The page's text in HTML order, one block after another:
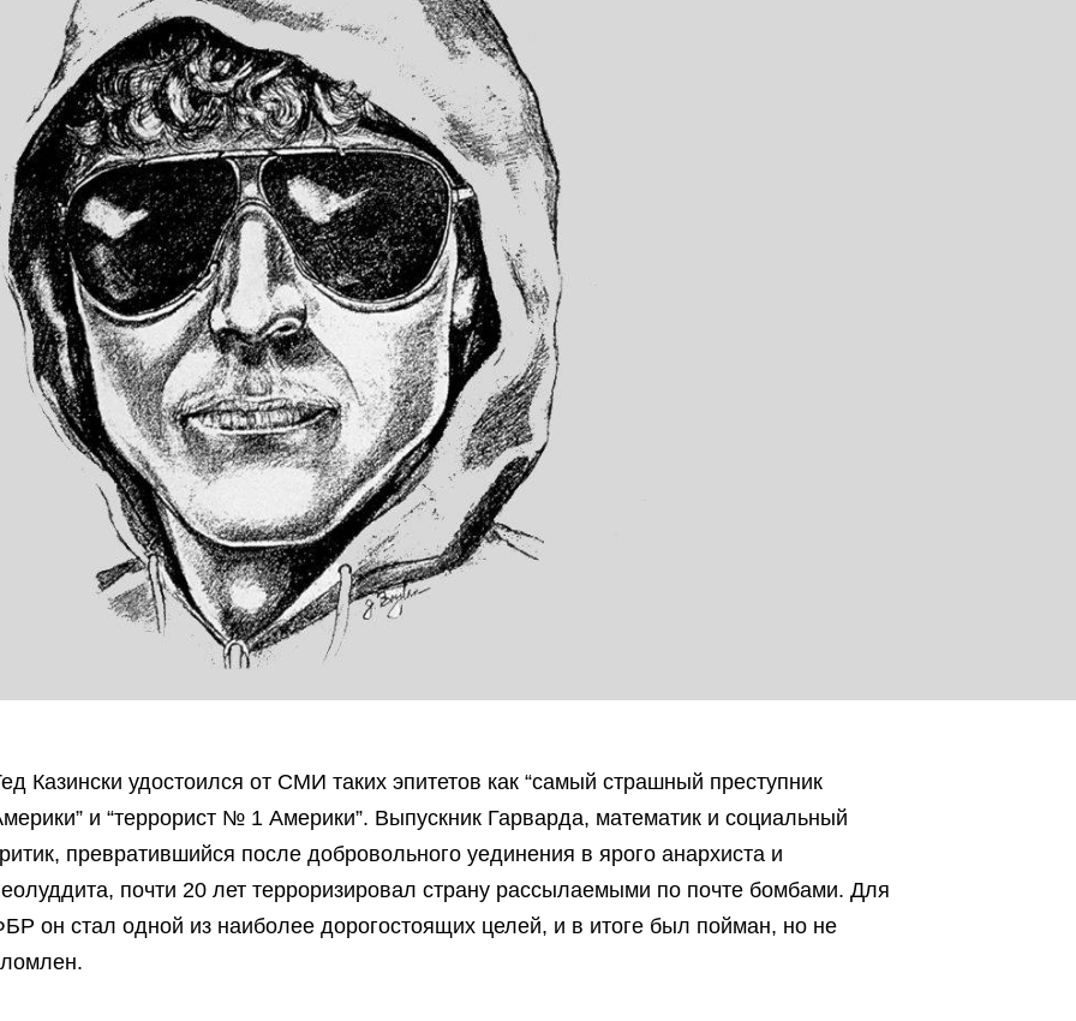
Казински удостоился от СМИ таких эпитетов как “самый страшный преступник
и “террорист № 1 Америки”. Выпускник Гарварда, математик и социальный
превратившийся после добровольного уединения в ярого анархиста и
почти 20 лет терроризировал страну рассылаемыми по почте бомбами. Для
он стал одной из наиболее дорогостоящих целей, и в итоге был пойман, но не